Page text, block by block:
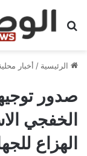
بحث عن
الرئيسية / أخبار
صدور
الخفجي
الهزاع